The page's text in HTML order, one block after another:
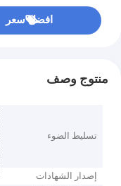
افضل سعر
منتوج وصف
تسليط الضوء
إصدار الشهادات